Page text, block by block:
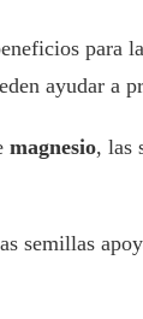
ayudar a
magnesio, las
semillas